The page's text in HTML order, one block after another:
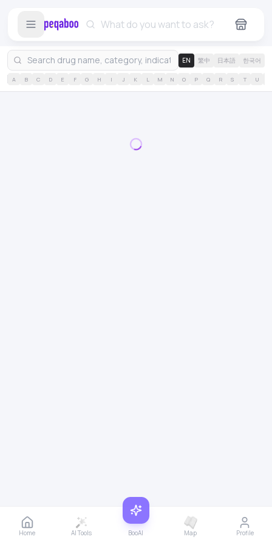
EN 繁中 日本語 한국어
A B C D E F G H I J K L M N O P Q R S T U
Home AI Tools BooAI Map Profile